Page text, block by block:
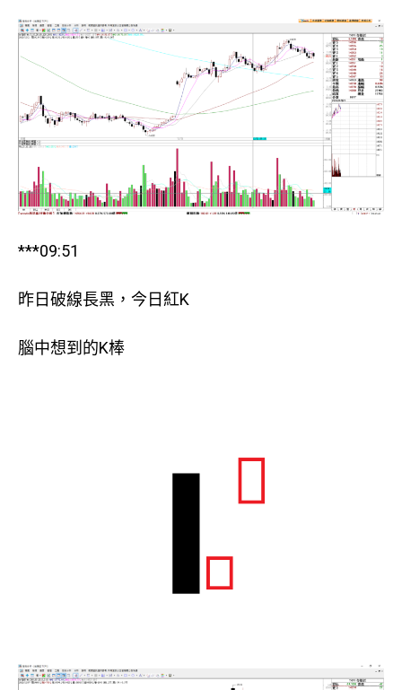
***09:51
昨日破線長黑，今日紅K
腦中想到的K棒